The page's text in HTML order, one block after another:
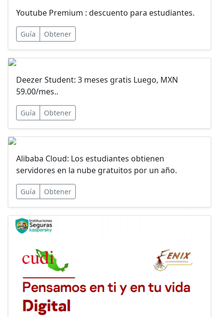
Youtube Premium : descuento para estudiantes.
Guía Obtener
Deezer Student: 3 meses gratis Luego, MXN
59.00/mes..
Guía Obtener
Alibaba Cloud: Los estudiantes obtienen
servidores en la nube gratuitos por un año.
Guía Obtener